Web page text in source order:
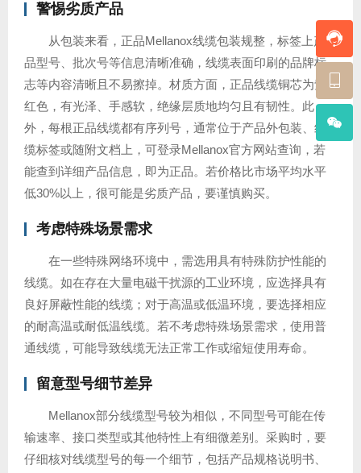
警惕劣质产品
从包装来看，正品Mellanox线缆包装规整，标签上产
品型号、批次号等信息清晰准确，线缆表面印刷的品牌标
志等内容清晰且不易擦掉。材质方面，正品线缆铜芯为紫
红色，有光泽、手感软，绝缘层质地均匀且有韧性。此
外，每根正品线缆都有序列号，通常位于产品外包装、线
缆标签或随附文档上，可登录Mellanox官方网站查询，若
能查到详细产品信息，即为正品。若价格比市场平均水平
低30%以上，很可能是劣质产品，要谨慎购买。
考虑特殊场景需求
在一些特殊网络环境中，需选用具有特殊防护性能的
线缆。如在存在大量电磁干扰源的工业环境，应选择具有
良好屏蔽性能的线缆；对于高温或低温环境，要选择相应
的耐高温或耐低温线缆。若不考虑特殊场景需求，使用普
通线缆，可能导致线缆无法正常工作或缩短使用寿命。
留意型号细节差异
Mellanox部分线缆型号较为相似，不同型号可能在传
输速率、接口类型或其他特性上有细微差别。采购时，要
仔细核对线缆型号的每一个细节，包括产品规格说明书、